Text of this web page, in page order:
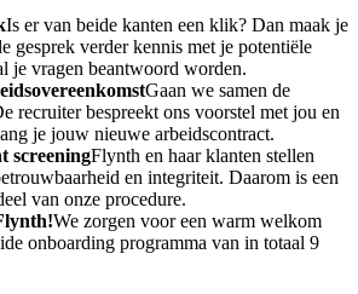
Is er van beide kanten een klik? Dan maak je
gesprek verder kennis met je potentiële
je vragen beantwoord worden.
Gaan we samen de
recruiter bespreekt ons voorstel met jou en
je jouw nieuwe arbeidscontract.
screeningFlynth en haar klanten stellen
en integriteit. Daarom is een
van onze procedure.
We zorgen voor een warm welkom
onboarding programma van in totaal 9